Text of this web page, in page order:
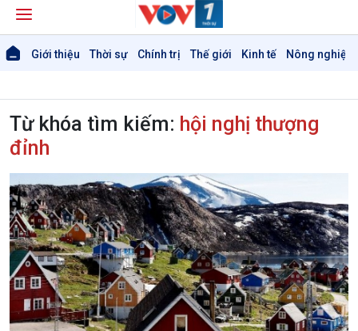
Giới thiệu Thời sự Chính trị Thế giới Kinh tế Nông nghiệp
Từ khóa tìm kiếm: hội nghị thượng
đỉnh